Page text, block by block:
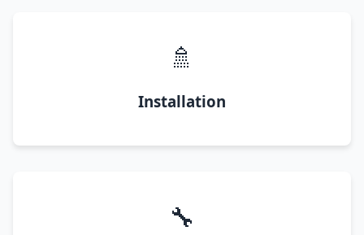
🚿
Installation
🔧